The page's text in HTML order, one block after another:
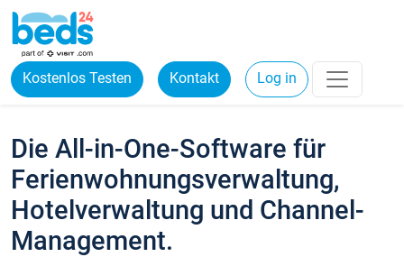
Kostenlos Testen Kontakt Log in
Die All-in-One-Software für
Ferienwohnungsverwaltung,
Hotelverwaltung und Channel-
Management.